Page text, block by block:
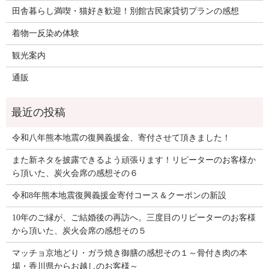
田舎暮らし満喫・猫好き歓迎！別館古民家貸切プランの感想
着物一反染め体験
観光案内
通販
令和八年熊本地震の復興義援金、寄付させて頂きました！
また新ネタを披露できるよう頑張ります！リピーターのお客様か
ら頂いた、炭火会席の感想その６
令和8年熊本地震復興義援金寄付コース＆クーポンの新設
10年のご縁が、ご結婚後の再訪へ。三度目のリピーターのお客様
から頂いた、炭火会席の感想その５
マッチョ京地どり・ガラ焼き御膳の感想その１～骨付き肉の本
場・香川県からお越しのお客様～